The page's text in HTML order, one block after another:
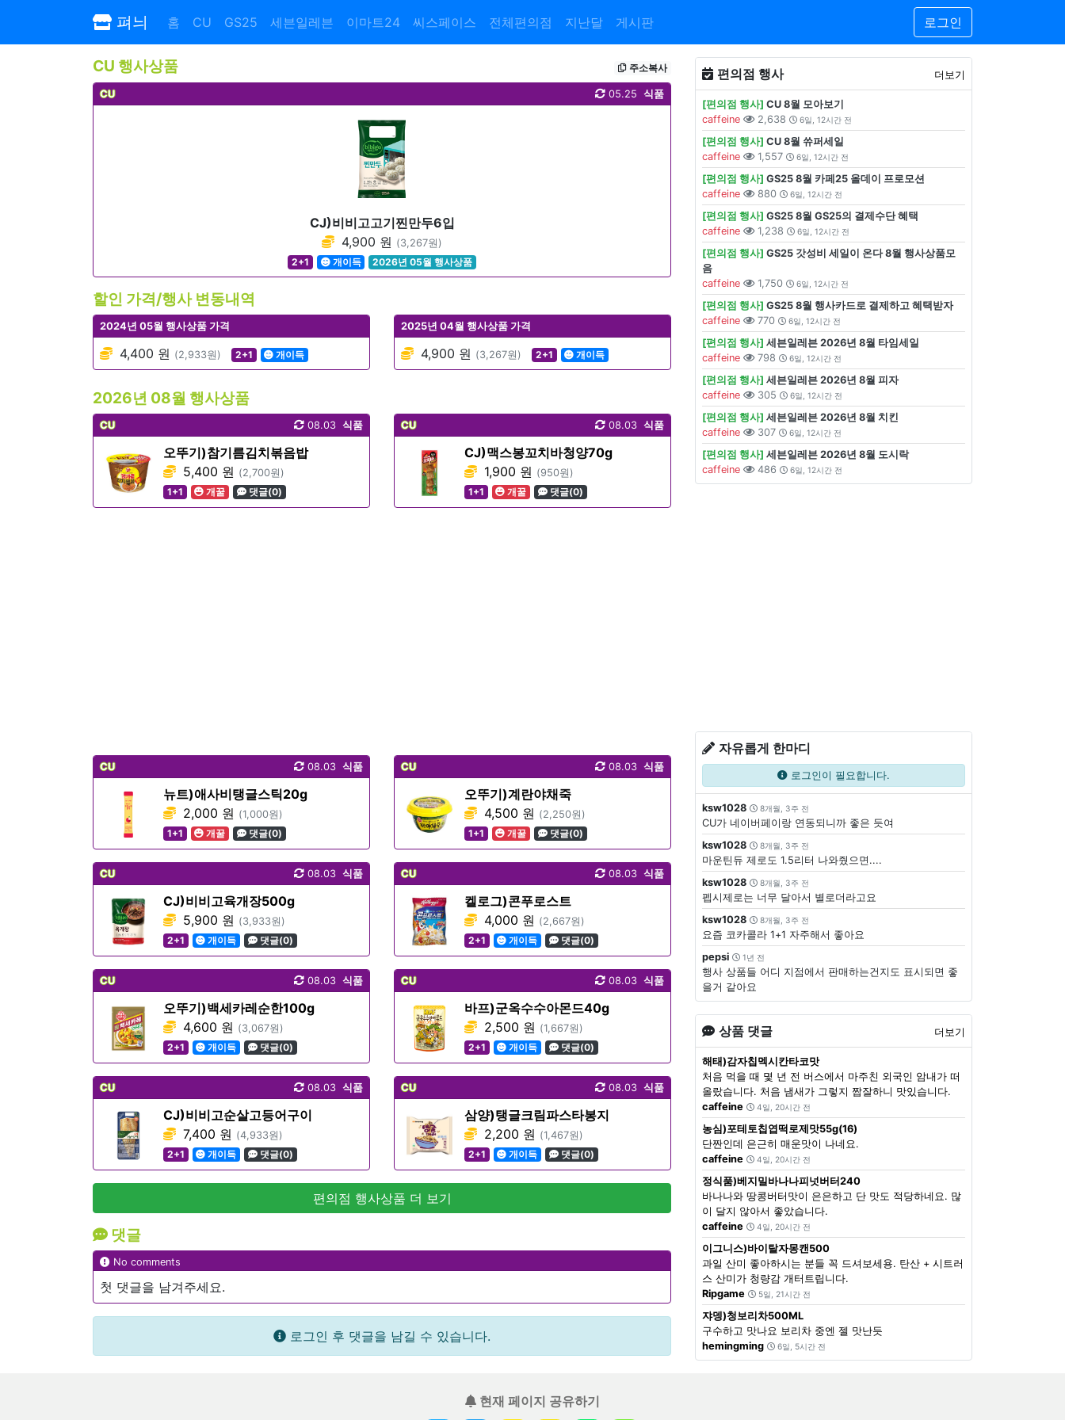
펴늬 홈 CU GS25 세븐일레븐 이마트24 씨스페이스 전체편의점 지난달 게시판 로그인
CU 행사상품 주소복사
CU 식품
05.25
CJ)비비고고기찐만두6입
4,900 원 (3,267원)
2+1
개이득 2026년 05월 행사상품
할인 가격/행사 변동내역
2024년 05월 행사상품 가격
4,400 원 (2,933원) 2+1 개이득
2025년 04월 행사상품 가격
4,900 원 (3,267원) 2+1 개이득
2026년 08월 행사상품
CU 식품
08.03
오뚜기)참기름김치볶음밥
5,400 원 (2,700원)
1+1
개꿀 댓글(0)
CU 식품
08.03
CJ)맥스봉꼬치바청양70g
1,900 원 (950원)
1+1
개꿀 댓글(0)
CU 식품
08.03
뉴트)애사비탱글스틱20g
2,000 원 (1,000원)
1+1
개꿀 댓글(0)
CU 식품
08.03
오뚜기)계란야채죽
4,500 원 (2,250원)
1+1
개꿀 댓글(0)
CU 식품
08.03
CJ)비비고육개장500g
5,900 원 (3,933원)
2+1
개이득 댓글(0)
CU 식품
08.03
켈로그)콘푸로스트
4,000 원 (2,667원)
2+1
개이득 댓글(0)
CU 식품
08.03
오뚜기)백세카레순한100g
4,600 원 (3,067원)
2+1
개이득 댓글(0)
CU 식품
08.03
바프)군옥수수아몬드40g
2,500 원 (1,667원)
2+1
개이득 댓글(0)
CU 식품
08.03
CJ)비비고순살고등어구이
7,400 원 (4,933원)
2+1
개이득 댓글(0)
CU 식품
08.03
삼양)탱글크림파스타봉지
2,200 원 (1,467원)
2+1
개이득 댓글(0)
편의점 행사상품 더 보기
댓글
No comments
첫 댓글을 남겨주세요.
로그인 후 댓글을 남길 수 있습니다.
편의점 행사 더보기
[편의점 행사] CU 8월 모아보기
caffeine
2,638 6일, 12시간 전
[편의점 행사] CU 8월 쓔퍼세일
caffeine
1,557 6일, 12시간 전
[편의점 행사] GS25 8월 카페25 올데이 프로모션
caffeine
880 6일, 12시간 전
[편의점 행사] GS25 8월 GS25의 결제수단 혜택
caffeine
1,238 6일, 12시간 전
[편의점 행사] GS25 갓성비 세일이 온다 8월 행사상품모
음
caffeine
1,750 6일, 12시간 전
[편의점 행사] GS25 8월 행사카드로 결제하고 혜택받자
caffeine
770 6일, 12시간 전
[편의점 행사] 세븐일레븐 2026년 8월 타임세일
caffeine
798 6일, 12시간 전
[편의점 행사] 세븐일레븐 2026년 8월 피자
caffeine
305 6일, 12시간 전
[편의점 행사] 세븐일레븐 2026년 8월 치킨
caffeine
307 6일, 12시간 전
[편의점 행사] 세븐일레븐 2026년 8월 도시락
caffeine
486 6일, 12시간 전
자유롭게 한마디
로그인이 필요합니다.
ksw1028 8개월, 3주 전
CU가 네이버페이랑 연동되니까 좋은 듯여
ksw1028
8개월, 3주 전
마운틴듀 제로도 1.5리터 나와줬으면....
ksw1028
8개월, 3주 전
펩시제로는 너무 달아서 별로더라고요
ksw1028
8개월, 3주 전
요즘 코카콜라 1+1 자주해서 좋아요
pepsi
1년 전
행사 상품들 어디 지점에서 판매하는건지도 표시되면 좋
을거 같아요
상품 댓글 더보기
해태)감자칩멕시칸타코맛
처음 먹을 때 몇 년 전 버스에서 마주친 외국인 암내가 떠
올랐습니다. 처음 냄새가 그렇지 짭잘하니 맛있습니다.
caffeine
4일, 20시간 전
농심)포테토칩엽떡로제맛55g(16)
단짠인데 은근히 매운맛이 나네요.
caffeine
4일, 20시간 전
정식품)베지밀바나나피넛버터240
바나나와 땅콩버터맛이 은은하고 단 맛도 적당하네요. 많
이 달지 않아서 좋았습니다.
caffeine
4일, 20시간 전
이그니스)바이탈자몽캔500
과일 산미 좋아하시는 분들 꼭 드셔보세용. 탄산 + 시트러
스 산미가 청량감 개터트립니다.
Ripgame
5일, 21시간 전
쟈뎅)청보리차500ML
구수하고 맛나요 보리차 중엔 젤 맛난듯
hemingming
6일, 5시간 전
현재 페이지 공유하기